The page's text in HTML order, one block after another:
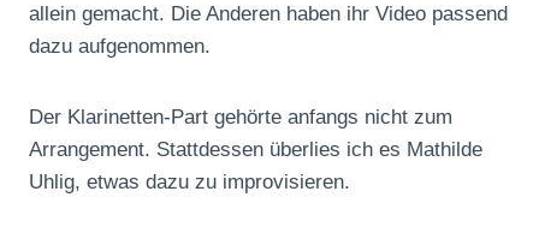
allein gemacht. Die Anderen haben ihr Video passend
dazu aufgenommen.
Der Klarinetten-Part gehörte anfangs nicht zum
Arrangement. Stattdessen überlies ich es Mathilde
Uhlig, etwas dazu zu improvisieren.